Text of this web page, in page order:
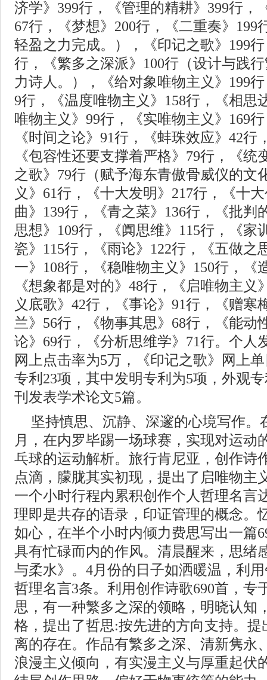
济学》399行，《管理的精耕》399行，
67行，《梦想》200行，《二重奏》199
轻盈之力完成。），《印记之歌》199
行，《繁多之深派》100行（设计与践
力诗人。），《给对象唯物主义》199
9行，《温度唯物主义》158行，《相思
唯物主义》99行，《实唯物主义》169
《时间之论》91行，《蚌珠效应》42行
《包容性还要支撑着严格》79行，《统
之歌》79行（赋予海东青傲骨威仪的文
义》61行，《十大发明》217行，《十
曲》139行，《青之菜》136行，《批判
思想》109行，《阗思维》115行，《家
瓷》115行，《雨论》122行，《五做之
一》108行，《稳唯物主义》150行，《
《想象都是对的》48行，《启唯物主义
义底歌》42行，《事论》91行，《赠寒
兰》56行，《物事其思》68行，《能动
论》69行，《分析思维学》71行。个人
网上点击率为5万，《印记之歌》网上
专利23项，其中发明专利为5项，外观
刊发表学术论文5篇。
坚持慎思、沉静、深邃的心境写作。
月，在内罗毕踢一场球赛，实现对运动
乓球的运动解析。旅行肯尼亚，创作诗
点滴，朦胧其实初现，提出了启唯物主
一个小时行程内累积创作个人哲理名言
理即是共存的语录，印证管理的概念。
如心，在半个小时内倾力费思写出一篇
具有忙碌而内的作风。清晨醒来，思绪
与柔水》。4月份的日子如洒暖温，利
哲理名言3条。利用创作诗歌690首，专
思，有一种繁多之深的领略，明晓认知
格，提出了哲思:按先进的方向支持。
离的存在。作品有繁多之深、清新隽永
浪漫主义倾向，有实漫主义与厚重起伏